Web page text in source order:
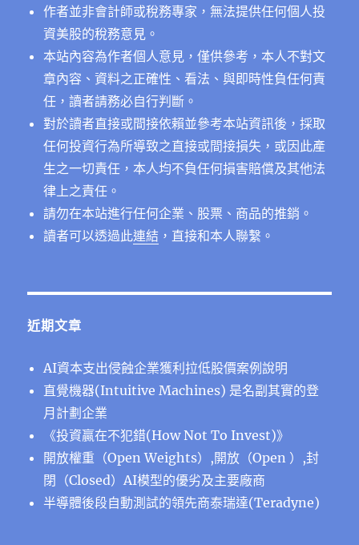
作者並非會計師或稅務專家，無法提供任何個人投
資美股的稅務意見。
本站內容為作者個人意見，僅供參考，本人不對文
章內容、資料之正確性、看法、與即時性負任何責
任，讀者請務必自行判斷。
對於讀者直接或間接依賴並參考本站資訊後，採取
任何投資行為所導致之直接或間接損失，或因此產
生之一切責任，本人均不負任何損害賠償及其他法
律上之責任。
請勿在本站進行任何企業、股票、商品的推銷。
讀者可以透過此連結 ，直接和本人聯繫。
近期文章
AI資本支出侵蝕企業獲利拉低股價案例說明
直覺機器(Intuitive Machines) 是名副其實的登
月計劃企業
《投資贏在不犯錯(How Not To Invest)》
開放權重（Open Weights）,開放（Open ）,封
閉（Closed）AI模型的優劣及主要廠商
半導體後段⾃動測試的領先商泰瑞達(Teradyne)